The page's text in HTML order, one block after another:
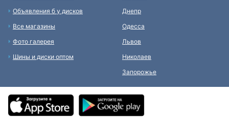
Объявления б у дисков
Все магазины
Фото галерея
Шины и диски оптом
Днепр
Одесса
Львов
Николаев
Запорожье